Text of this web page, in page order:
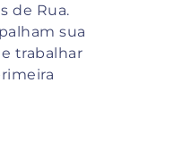
de Rua.
sua
trabalhar